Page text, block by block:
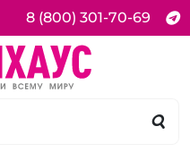
8 (800) 301-70-69